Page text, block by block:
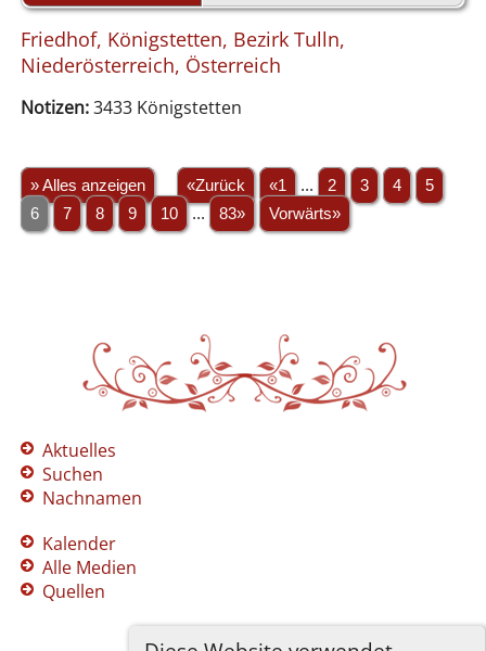
Friedhof, Königstetten, Bezirk Tulln,
Niederösterreich, Österreich
Notizen:3433 Königstetten
» Alles anzeigen «Zurück «1 ... 2 3 4
5
6
7 8 9 10 ... 83» Vorwärts»
Aktuelles
Suchen
Nachnamen
Kalender
Alle Medien
Quellen